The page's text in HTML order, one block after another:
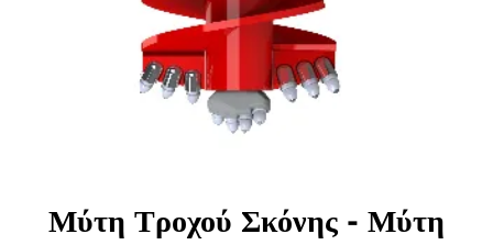
Μύτη Τροχού Σκόνης - Μύτη